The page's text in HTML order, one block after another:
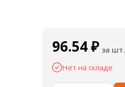
96.54₽ за шт.
Нет на складе